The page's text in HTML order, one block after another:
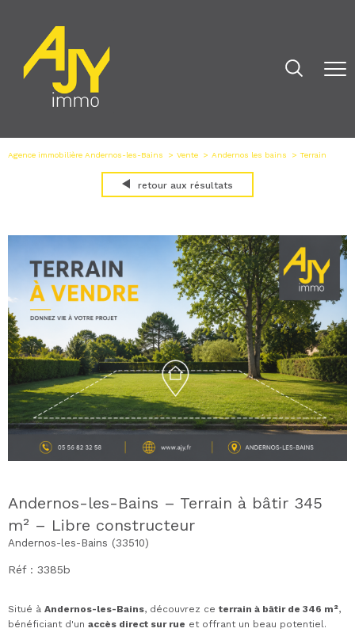
Agence immobilière Andernos-les-Bains Vente Andernos les bains Terrain
retour aux résultats
Andernos-les-Bains – Terrain à bâtir 345
m² – Libre constructeur
Andernos-les-Bains (33510)
Réf : 3385b
Situé à Andernos-les-Bains, découvrez ce terrain à bâtir de 346 m²,
bénéficiant d'un accès direct sur rue et offrant un beau potentiel.